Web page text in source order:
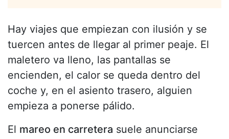
Hay viajes que empiezan con ilusión y se
tuercen antes de llegar al primer peaje. El
maletero va lleno, las pantallas se
encienden, el calor se queda dentro del
coche y, en el asiento trasero, alguien
empieza a ponerse pálido.
El mareo en carretera suele anunciarse